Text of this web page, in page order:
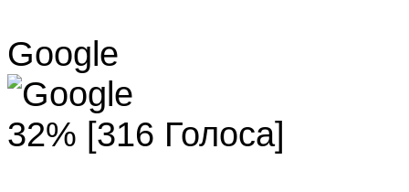
Google
32% [316 Голоса]